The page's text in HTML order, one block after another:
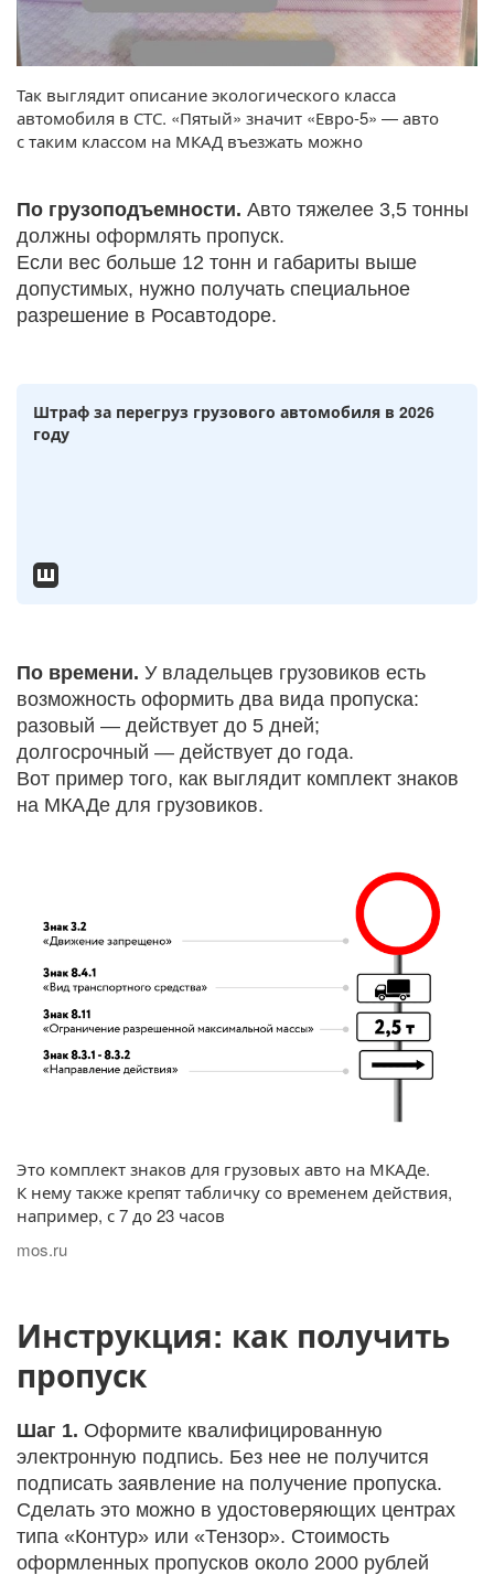
Так выглядит описание экологического класса
автомобиля в СТС. «Пятый» значит «Евро-5» — авто
с таким классом на МКАД въезжать можно
По грузоподъемности. Авто тяжелее 3,5 тонны
должны оформлять пропуск.
Если вес больше 12 тонн и габариты выше
допустимых, нужно получать специальное
разрешение в Росавтодоре.
Штраф за перегруз грузового автомобиля в 2026
году
По времени. У владельцев грузовиков есть
возможность оформить два вида пропуска:
разовый — действует до 5 дней;
долгосрочный — действует до года.
Вот пример того, как выглядит комплект знаков
на МКАДе для грузовиков.
Это комплект знаков для грузовых авто на МКАДе.
К нему также крепят табличку со временем действия,
например, с 7 до 23 часов
mos.ru
Инструкция: как получить
пропуск
Шаг 1. Оформите квалифицированную
электронную подпись. Без нее не получится
подписать заявление на получение пропуска.
Сделать это можно в удостоверяющих центрах
типа «Контур» или «Тензор». Стоимость
оформленных пропусков около 2000 рублей